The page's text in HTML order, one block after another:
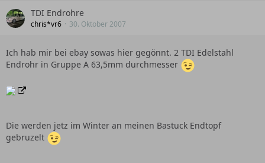
TDI Endrohre
chris*vr6 30. Oktober 2007
Ich hab mir bei ebay sowas hier gegönnt. 2 TDI Edelstahl
Endrohr in Gruppe A 63,5mm durchmesser
Die werden jetz im Winter an meinen Bastuck Endtopf
gebruzelt